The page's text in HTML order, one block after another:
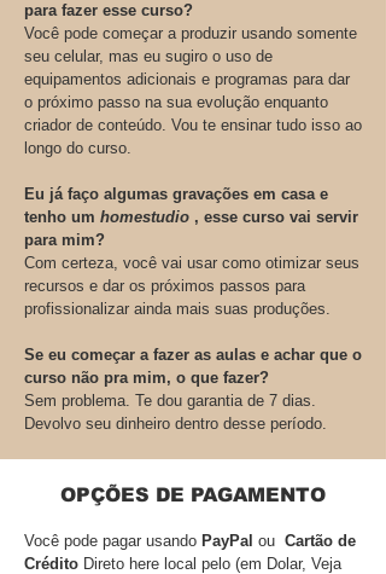
para fazer esse curso?
Você pode começar a produzir usando somente
seu celular, mas eu sugiro o uso de
equipamentos adicionais e programas para dar
o próximo passo na sua evolução enquanto
criador de conteúdo. Vou te ensinar tudo isso ao
longo do curso.
Eu já faço algumas gravações em casa e
tenho um homestudio , esse curso vai servir
para mim?
Com certeza, você vai usar como otimizar seus
recursos e dar os próximos passos para
profissionalizar ainda mais suas produções.
Se eu começar a fazer as aulas e achar que o
curso não pra mim, o que fazer?
Sem problema. Te dou garantia de 7 dias.
Devolvo seu dinheiro dentro desse período.
OPÇÕES DE PAGAMENTO
Você pode pagar usando PayPal ou Cartão de
Crédito Direto here local pelo (em Dolar, Veja